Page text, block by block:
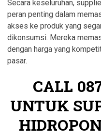
Secara keseluruhan,
peran penting dalam
akses ke produk yang
dikonsumsi. Mereka
dengan harga yang
pasar.
CALL
UNTUK